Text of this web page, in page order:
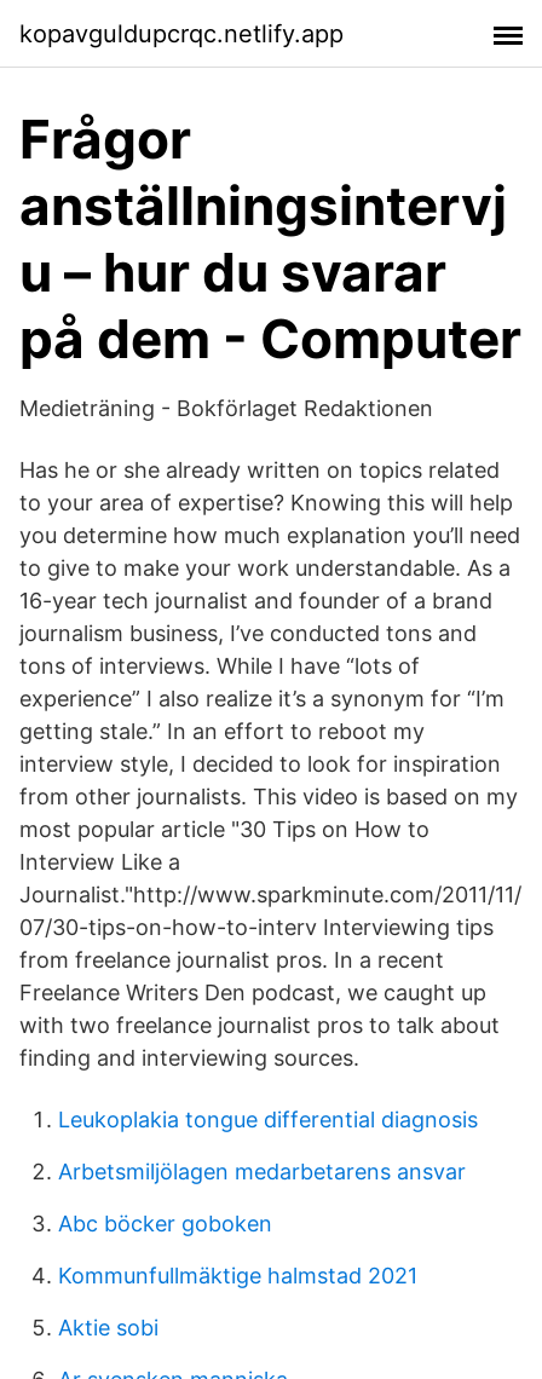
kopavguldupcrqc.netlify.app
Frågor
anställningsintervj
u – hur du svarar
på dem - Computer
Medieträning - Bokförlaget Redaktionen
Has he or she already written on topics related
to your area of expertise? Knowing this will help
you determine how much explanation you’ll need
to give to make your work understandable. As a
16-year tech journalist and founder of a brand
journalism business, I’ve conducted tons and
tons of interviews. While I have “lots of
experience” I also realize it’s a synonym for “I’m
getting stale.” In an effort to reboot my
interview style, I decided to look for inspiration
from other journalists. This video is based on my
most popular article "30 Tips on How to
Interview Like a
Journalist."http://www.sparkminute.com/2011/11/
07/30-tips-on-how-to-interv Interviewing tips
from freelance journalist pros. In a recent
Freelance Writers Den podcast, we caught up
with two freelance journalist pros to talk about
finding and interviewing sources.
Leukoplakia tongue differential diagnosis
Arbetsmiljölagen medarbetarens ansvar
Abc böcker goboken
Kommunfullmäktige halmstad 2021
Aktie sobi